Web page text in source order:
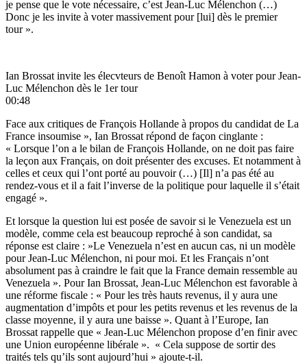
je pense que le vote nécessaire, c’est Jean-Luc Mélenchon (…)
Donc je les invite à voter massivement pour [lui] dès le premier
tour ».
Ian Brossat invite les élecvteurs de Benoît Hamon à voter pour Jean-
Luc Mélenchon dès le 1er tour
00:48
Face aux critiques de François Hollande à propos du candidat de La
France insoumise », Ian Brossat répond de façon cinglante :
« Lorsque l’on a le bilan de François Hollande, on ne doit pas faire
la leçon aux Français, on doit présenter des excuses. Et notamment à
celles et ceux qui l’ont porté au pouvoir (…) [Il] n’a pas été au
rendez-vous et il a fait l’inverse de la politique pour laquelle il s’était
engagé ».
Et lorsque la question lui est posée de savoir si le Venezuela est un
modèle, comme cela est beaucoup reproché à son candidat, sa
réponse est claire : »Le Venezuela n’est en aucun cas, ni un modèle
pour Jean-Luc Mélenchon, ni pour moi. Et les Français n’ont
absolument pas à craindre le fait que la France demain ressemble au
Venezuela ». Pour Ian Brossat, Jean-Luc Mélenchon est favorable à
une réforme fiscale : « Pour les très hauts revenus, il y aura une
augmentation d’impôts et pour les petits revenus et les revenus de la
classe moyenne, il y aura une baisse ». Quant à l’Europe, Ian
Brossat rappelle que « Jean-Luc Mélenchon propose d’en finir avec
une Union européenne libérale ». « Cela suppose de sortir des
traités tels qu’ils sont aujourd’hui » ajoute-t-il.